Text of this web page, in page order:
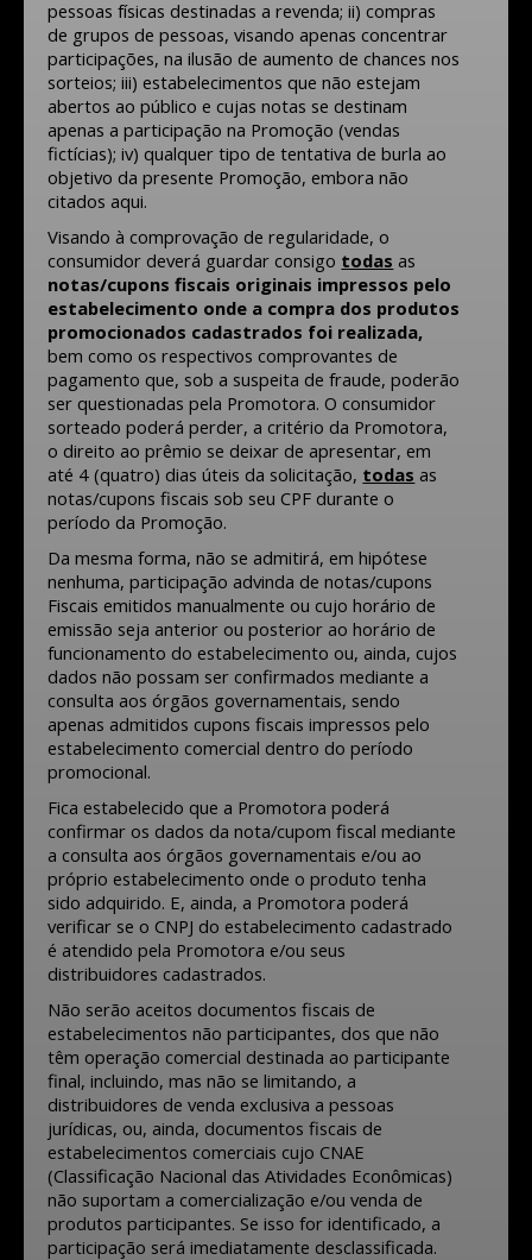
pessoas físicas destinadas a revenda; ii) compras
de grupos de pessoas, visando apenas concentrar
participações, na ilusão de aumento de chances nos
sorteios; iii) estabelecimentos que não estejam
abertos ao público e cujas notas se destinam
apenas a participação na Promoção (vendas
fictícias); iv) qualquer tipo de tentativa de burla ao
objetivo da presente Promoção, embora não
citados aqui.
Visando à comprovação de regularidade, o
consumidor deverá guardar consigo todas as
notas/cupons fiscais originais impressos pelo
estabelecimento onde a compra dos produtos
promocionados cadastrados foi realizada,
bem como os respectivos comprovantes de
pagamento que, sob a suspeita de fraude, poderão
ser questionadas pela Promotora. O consumidor
sorteado poderá perder, a critério da Promotora,
o direito ao prêmio se deixar de apresentar, em
até 4 (quatro) dias úteis da solicitação, todas as
notas/cupons fiscais sob seu CPF durante o
período da Promoção.
Da mesma forma, não se admitirá, em hipótese
nenhuma, participação advinda de notas/cupons
Fiscais emitidos manualmente ou cujo horário de
emissão seja anterior ou posterior ao horário de
funcionamento do estabelecimento ou, ainda, cujos
dados não possam ser confirmados mediante a
consulta aos órgãos governamentais, sendo
apenas admitidos cupons fiscais impressos pelo
estabelecimento comercial dentro do período
promocional.
Fica estabelecido que a Promotora poderá
confirmar os dados da nota/cupom fiscal mediante
a consulta aos órgãos governamentais e/ou ao
próprio estabelecimento onde o produto tenha
sido adquirido. E, ainda, a Promotora poderá
verificar se o CNPJ do estabelecimento cadastrado
é atendido pela Promotora e/ou seus
distribuidores cadastrados.
Não serão aceitos documentos fiscais de
estabelecimentos não participantes, dos que não
têm operação comercial destinada ao participante
final, incluindo, mas não se limitando, a
distribuidores de venda exclusiva a pessoas
jurídicas, ou, ainda, documentos fiscais de
estabelecimentos comerciais cujo CNAE
(Classificação Nacional das Atividades Econômicas)
não suportam a comercialização e/ou venda de
produtos participantes. Se isso for identificado, a
participação será imediatamente desclassificada.